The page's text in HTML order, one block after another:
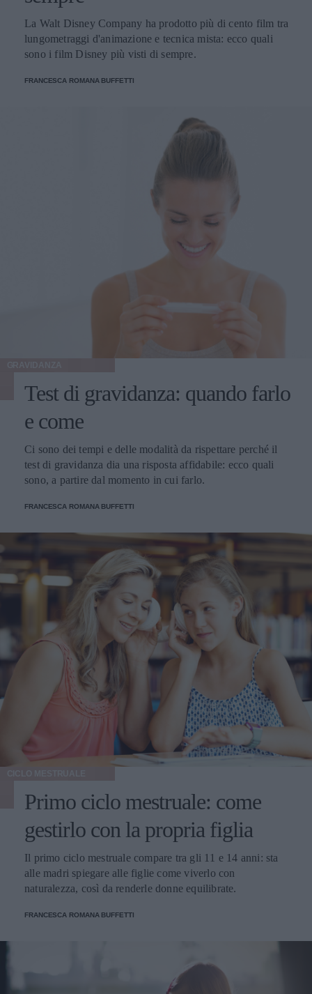
anche il sesso orale, molto praticato dai giovani ancora
vergini, è sesso, e le implicazioni e le precauzioni sono le
stesse che riguardano i rapporti completi. Siate sempre
pronti ad ascoltare. I vostri figli devono sapere che voi
Devono sapere che possono farvi domande sui loro dubbi
La Walt Disney Company ha prodotto più di cento film tra
lungometraggi d'animazione e tecnica mista: ecco quali
sono i film Disney più visti di sempre.
FRANCESCA ROMANA BUFFETTI
Test di gravidanza: quando farlo
e come
Ci sono dei tempi e delle modalità da rispettare perché il
test di gravidanza dia una risposta affidabile: ecco quali
sono, a partire dal momento in cui farlo.
FRANCESCA ROMANA BUFFETTI
Primo ciclo mestruale: come
gestirlo con la propria figlia
Il primo ciclo mestruale compare tra gli 11 e 14 anni: sta
alle madri spiegare alle figlie come viverlo con
naturalezza, così da renderle donne equilibrate.
FRANCESCA ROMANA BUFFETTI